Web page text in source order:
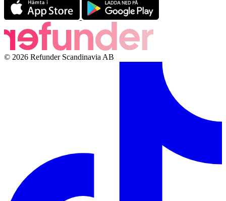
© 2026 Refunder Scandinavia AB